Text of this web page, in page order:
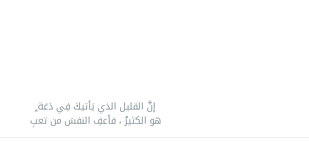
إنَّ القليل الذي يَأتيكَ فِي دَعَة ٍ
هو الكثيرُ ، فأعفِ النفسَ من تعبِ